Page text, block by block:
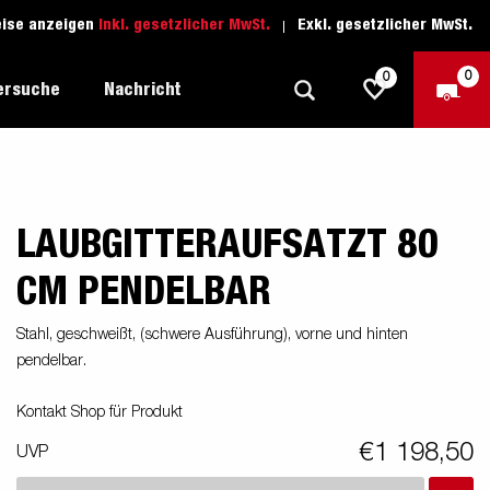
anzeigen Inkl. gesetzlicher MwSt. Exkl. gesetzlicher MwSt.
Freizeit-Anhänger
Boots-Anhänger
Wassersport-Anhänger
Fahrschule
Ersatzteile
1205 Limited Edition
Nachricht
0 0
LAUBGITTERAUFSATZT 80
CM PENDELBAR
Stahl, geschweißt, (schwere Ausführung), vorne und hinten
pendelbar.
Kontakt Shop für Produkt
UVP €1 198,50